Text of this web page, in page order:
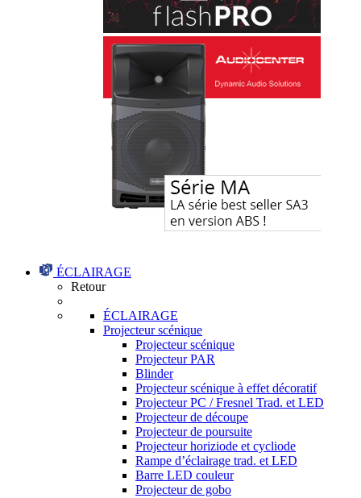
ÉCLAIRAGE
Retour
ÉCLAIRAGE
Projecteur scénique
Projecteur scénique
Projecteur PAR
Blinder
Projecteur scénique à effet décoratif
Projecteur PC / Fresnel Trad. et LED
Projecteur de découpe
Projecteur de poursuite
Projecteur horiziode et cycliode
Rampe d’éclairage trad. et LED
Barre LED couleur
Projecteur de gobo